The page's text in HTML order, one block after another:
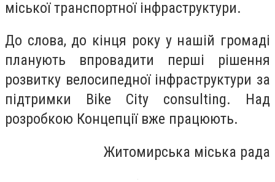
міської транспортної інфраструктури.
До слова, до кінця року у нашій громаді
планують впровадити перші рішення
розвитку велосипедної інфраструктури за
підтримки Bike City consulting. Над
розробкою Концепції вже працюють.
Житомирська міська рада